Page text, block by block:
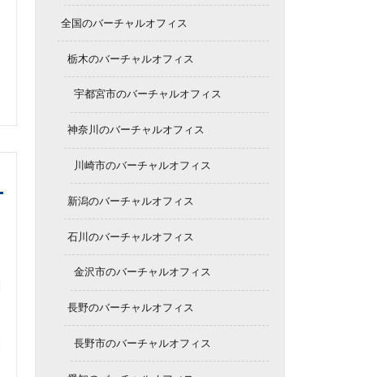
全国のバーチャルオフィス
栃木のバーチャルオフィス
宇都宮市のバーチャルオフィス
神奈川のバーチャルオフィス
川崎市のバーチャルオフィス
新潟のバーチャルオフィス
石川のバーチャルオフィス
金沢市のバーチャルオフィス
長野のバーチャルオフィス
長野市のバーチャルオフィス